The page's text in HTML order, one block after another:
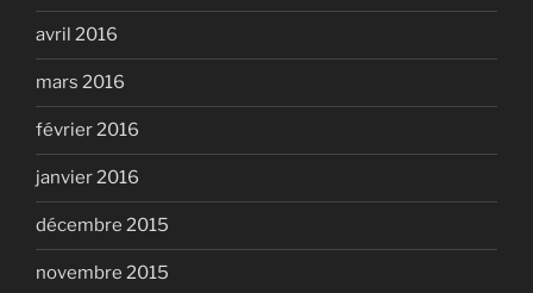
avril 2016
mars 2016
février 2016
janvier 2016
décembre 2015
novembre 2015